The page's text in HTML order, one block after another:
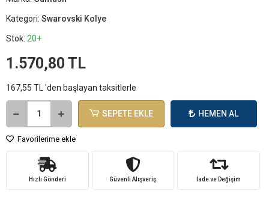
Kategori: Swarovski Kolye
Stok: 20+
1.570,80 TL
167,55 TL 'den başlayan taksitlerle
SEPETE EKLE HEMEN AL
Favorilerime ekle
Hızlı Gönderi Güvenli Alışveriş İade ve Değişim